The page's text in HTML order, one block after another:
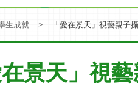
生成就 > 「愛在景天」視藝親子
在景天」視